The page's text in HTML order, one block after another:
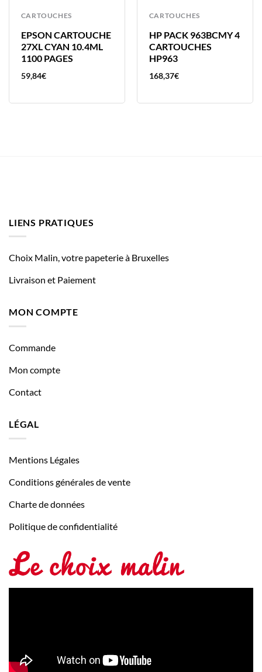
CARTOUCHES
EPSON CARTOUCHE
27XL CYAN 10.4ML
1100 PAGES
59,84€
CARTOUCHES
HP PACK 963BCMY 4
CARTOUCHES
HP963
168,37€
LIENS PRATIQUES
Choix Malin, votre papeterie à Bruxelles
Livraison et Paiement
MON COMPTE
Commande
Mon compte
Contact
LÉGAL
Mentions Légales
Conditions générales de vente
Charte de données
Politique de confidentialité